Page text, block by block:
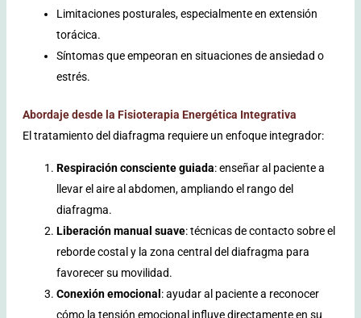
Limitaciones posturales, especialmente en extensión
torácica.
Síntomas que empeoran en situaciones de ansiedad o
estrés.
Abordaje desde la Fisioterapia Energética Integrativa
El tratamiento del diafragma requiere un enfoque integrador:
Respiración consciente guiada: enseñar al paciente a
llevar el aire al abdomen, ampliando el rango del
diafragma.
Liberación manual suave: técnicas de contacto sobre el
reborde costal y la zona central del diafragma para
favorecer su movilidad.
Conexión emocional: ayudar al paciente a reconocer
cómo la tensión emocional influye directamente en su